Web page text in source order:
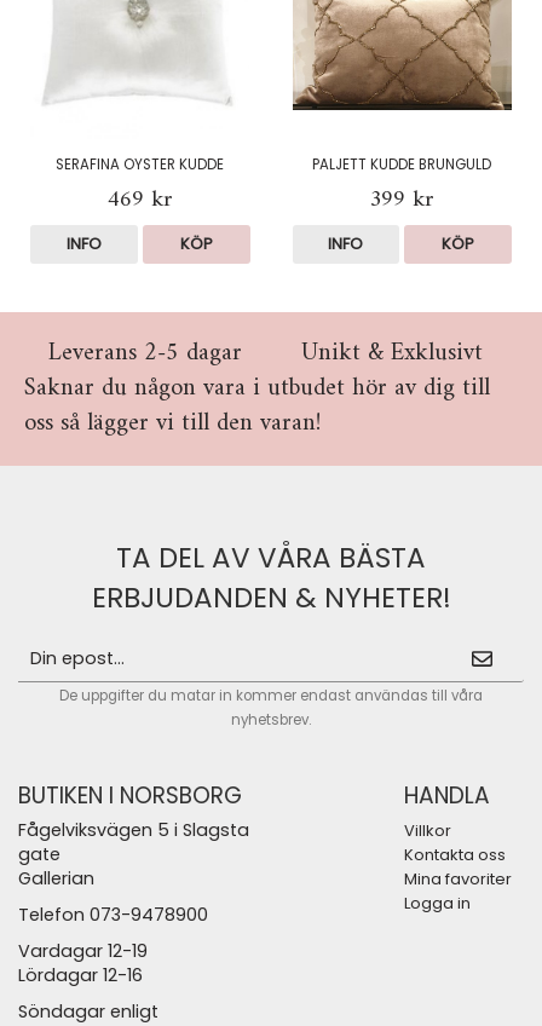
SERAFINA OYSTER KUDDE
469 kr
INFO KÖP
PALJETT KUDDE BRUNGULD
399 kr
INFO KÖP
Leverans 2-5 dagar
Unikt & Exklusivt
Saknar du någon vara i utbudet hör av dig till
oss så lägger vi till den varan!
TA DEL AV VÅRA BÄSTA
ERBJUDANDEN & NYHETER!
De uppgifter du matar in kommer endast användas till våra
nyhetsbrev.
BUTIKEN I NORSBORG
Fågelviksvägen 5 i Slagsta
gate
Gallerian
Telefon 073-9478900
Vardagar 12-19
Lördagar 12-16
Söndagar enligt
HANDLA
Villkor
Kontakta oss
Mina favoriter
Logga in